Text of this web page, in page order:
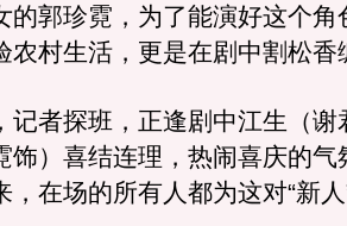
的郭珍霓，为了能演好这个角
农村生活，更是在剧中割松香
者探班，正逢剧中江生（谢
饰）喜结连理，热闹喜庆的气
，在场的所有人都为这对“新